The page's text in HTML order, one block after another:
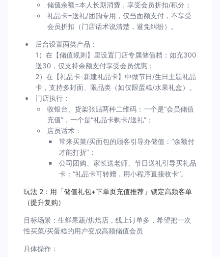
储值余额=本人长期消费，享受会员折扣/积分；
礼品卡=送礼/团购专用，仅当面额支付，不享受
会员折扣（门店话术说清楚，避免纠纷）。
后台设置两类产品：
1）在【储值规则】里设置门店专属储值档：如充300
送30，仅支持余额支付享受会员优惠；
2）在【礼品卡-新建礼品卡】中做节日/生日主题礼品
卡，支持多封面、限品类（如仅限蛋糕/水果礼盒）。
门店执行：
收银台、货架张贴两种二维码：一个是“会员储值
充值”，一个是“礼品卡购卡/送礼”；
店员话术：
常来买菜/买面包的顾客引导办储值：“余额付
才能打折”；
公司团购、家长送老师、节日送礼引导买礼品
卡：“礼品卡可转赠，用小程序直接收卡”。
玩法 2：用「储值礼包+下单页充值推荐」锁定高频客单
（提升复购）
目标场景：生鲜果蔬/烘焙店，线上订单多，希望把一次
性买菜/买蛋糕的用户变成高频储值会员
具体操作：